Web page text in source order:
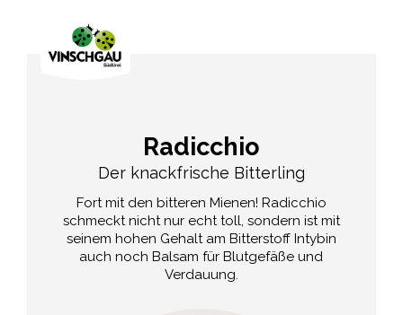
Radicchio
Der knackfrische Bitterling
Fort mit den bitteren Mienen! Radicchio
schmeckt nicht nur echt toll, sondern ist mit
seinem hohen Gehalt am Bitterstoff Intybin
auch noch Balsam für Blutgefäße und
Verdauung.